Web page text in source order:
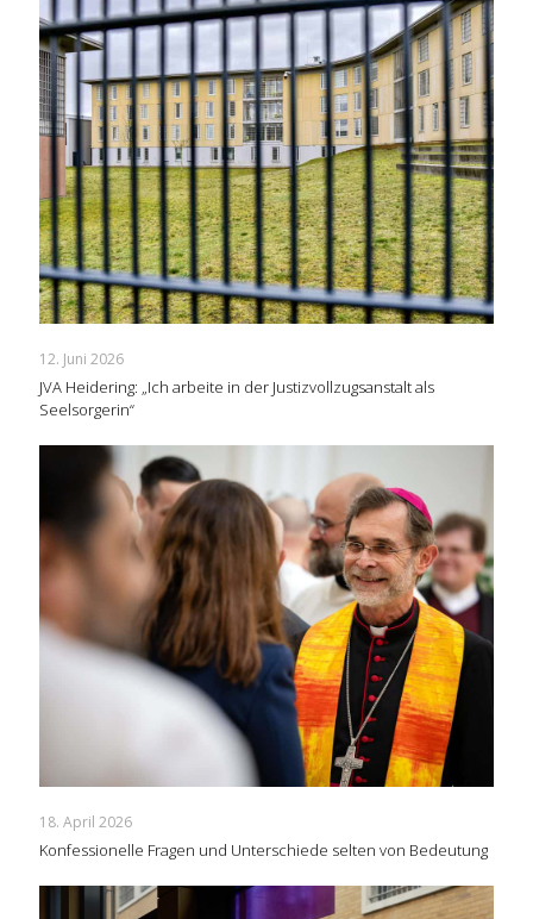
12. Juni 2026
JVA Heidering: „Ich arbeite in der Justizvollzugsanstalt als
Seelsorgerin“
18. April 2026
Konfessionelle Fragen und Unterschiede selten von Bedeutung